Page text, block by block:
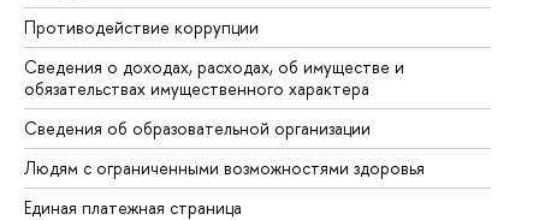
Противодействие коррупции
Сведения о доходах, расходах, об имуществе и
обязательствах имущественного характера
Сведения об образовательной организации
Людям с ограниченными возможностями здоровья
Единая платежная страница